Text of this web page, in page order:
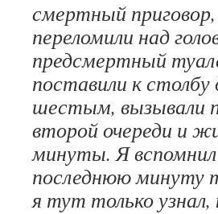
смертный
переломили над
предсмертный
поставили к столбу
шестым, вызывали
второй очереди и
минуты. Я
последнюю минуту
я тут только